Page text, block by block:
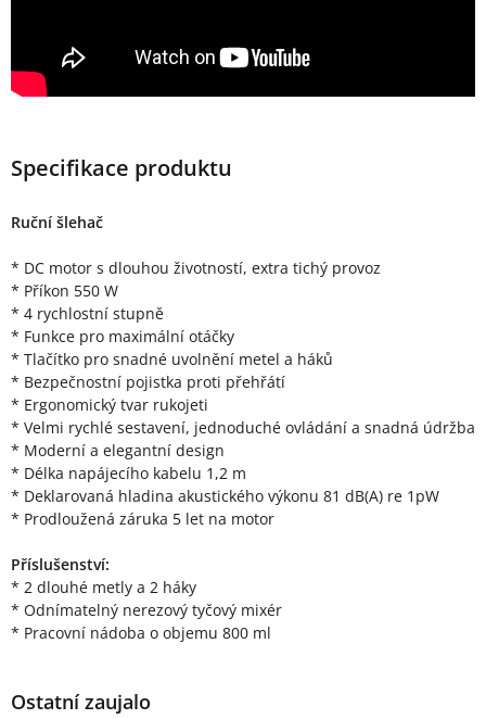
Specifikace produktu
Ruční šlehač
* DC motor s dlouhou životností, extra tichý provoz
* Příkon 550 W
* 4 rychlostní stupně
* Funkce pro maximální otáčky
* Tlačítko pro snadné uvolnění metel a háků
* Bezpečnostní pojistka proti přehřátí
* Ergonomický tvar rukojeti
* Velmi rychlé sestavení, jednoduché ovládání a snadná údržba
* Moderní a elegantní design
* Délka napájecího kabelu 1,2 m
* Deklarovaná hladina akustického výkonu 81 dB(A) re 1pW
* Prodloužená záruka 5 let na motor
Příslušenství:
* 2 dlouhé metly a 2 háky
* Odnímatelný nerezový tyčový mixér
* Pracovní nádoba o objemu 800 ml
Ostatní zaujalo